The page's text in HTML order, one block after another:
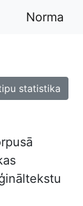
Norma
statistika